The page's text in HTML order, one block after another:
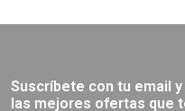
Suscríbete con tu email
las mejores ofertas que